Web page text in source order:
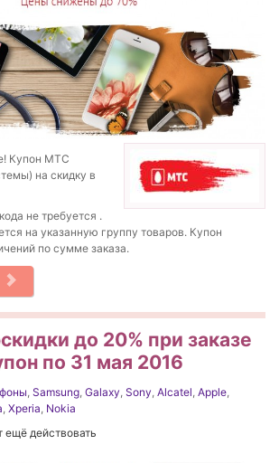
Купон МТС
на скидку в
не требуется .
на указанную группу товаров. Купон
по сумме заказа.
до 20% при заказе
по 31 мая 2016
, Samsung, Galaxy, Sony, Alcatel, Apple,
, Xperia, Nokia
ещё действовать